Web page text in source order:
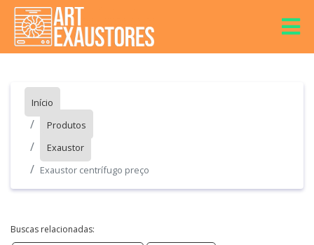
Início
Produtos
Exaustor
Exaustor centrífugo preço
Buscas relacionadas: